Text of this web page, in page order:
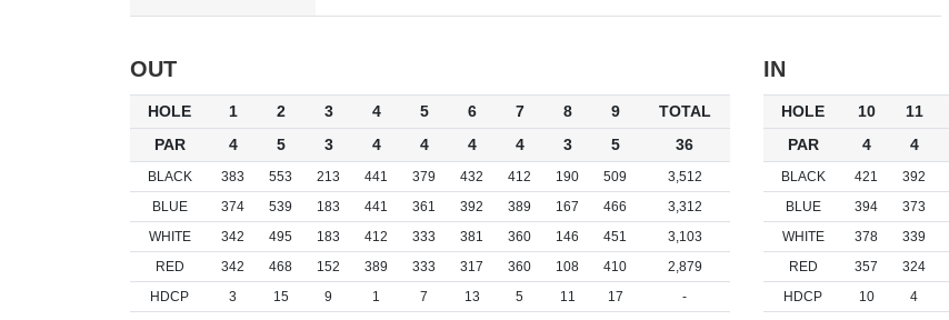
OUT
HOLE 1 2 3 4 5 6 7 8 9
TOTAL
PAR
4 5 3 4 4 4 4 3 5 36
BLACK 383 553 213 441 379 432 412 190 509
3,512
BLUE
374 539 183 441 361 392 389 167 466
3,312
WHITE
342 495 183 412 333 381 360 146 451
3,103
RED
342 468 152 389 333 317 360 108 410
2,879
HDCP
3 15 9 1 7 13 5 11 17 -
IN
HOLE 10 11
PAR
4 4
BLACK 421 392
BLUE
394 373
WHITE
378 339
RED
357 324
HDCP
10 4